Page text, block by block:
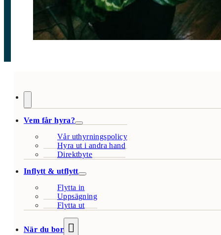
Vem får hyra?
Vår uthyrningspolicy
Hyra ut i andra hand
Direktbyte
Inflytt & utflytt
Flytta in
Uppsägning
Flytta ut
När du bor